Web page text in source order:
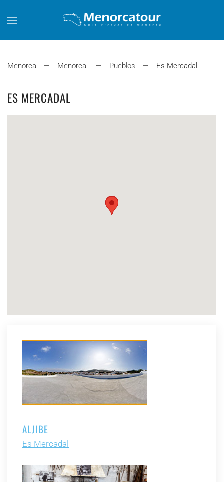
Skip to main content
Menorca Menorca Pueblos Es Mercadal
ES MERCADAL
ALJIBE
Es Mercadal